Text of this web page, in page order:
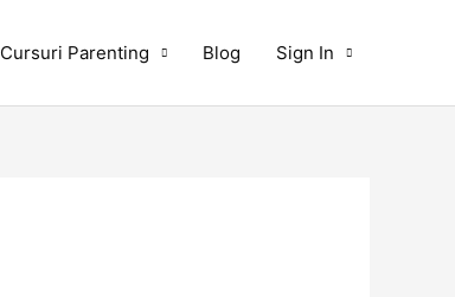
Cursuri Parenting Blog Sign In